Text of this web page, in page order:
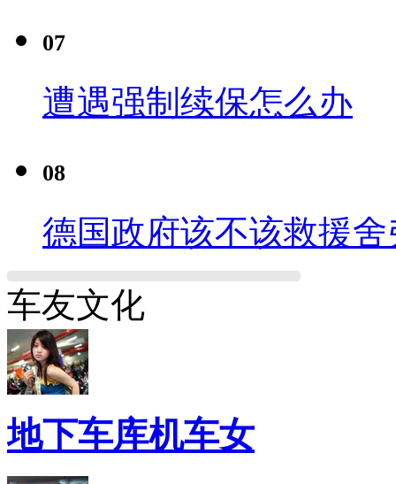
07
遭遇强制续保怎么办
08
德国政府该不该救援舍
车友文化
地下车库机车女